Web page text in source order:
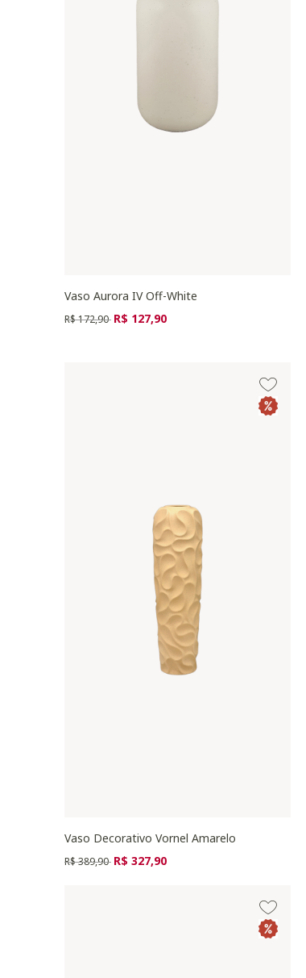
Vaso Aurora IV Off-White
Preço reduzido de
R$ 172,90 para
R$ 127,90
Vaso Decorativo Vornel Amarelo
Preço reduzido de
R$ 389,90 para
R$ 327,90